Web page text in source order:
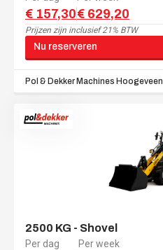
€ 157,30€ 629,20
Prijzen zijn inclusief 21% BTW
Nu reserveren
Pol & Dekker Machines Hoogeveen
2500 KG - Shovel
Per dag Per week